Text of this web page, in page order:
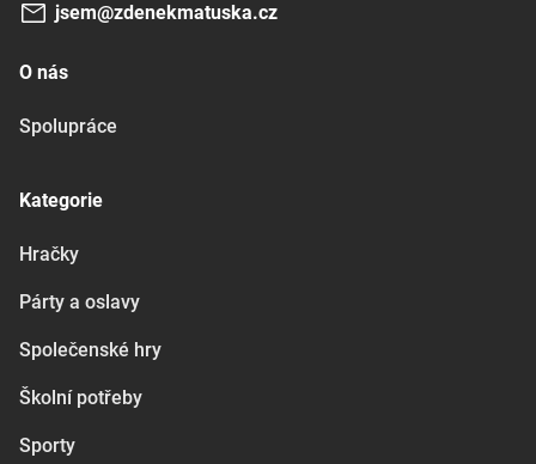
jsem@zdenekmatuska.cz
O nás
Spolupráce
Kategorie
Hračky
Párty a oslavy
Společenské hry
Školní potřeby
Sporty